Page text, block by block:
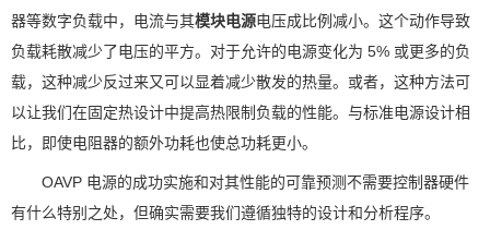
器等数字负载中，电流与其模块电源电压成比例减小。这个动作导致
负载耗散减少了电压的平方。对于允许的电源变化为 5% 或更多的负
载，这种减少反过来又可以显着减少散发的热量。或者，这种方法可
以让我们在固定热设计中提高热限制负载的性能。与标准电源设计相
比，即使电阻器的额外功耗也使总功耗更小。
OAVP 电源的成功实施和对其性能的可靠预测不需要控制器硬件
有什么特别之处，但确实需要我们遵循独特的设计和分析程序。